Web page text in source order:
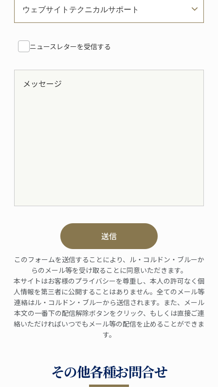
ウェブサイトテクニカルサポート
ニュースレターを受信する
メッセージ
送信
このフォームを送信することにより、ル・コルドン・ブルーか
らのメール等を受け取ることに同意いただきます。
本サイトはお客様のプライバシーを尊重し、本人の許可なく個
人情報を第三者に公開することはありません。全てのメール等
連絡はル・コルドン・ブルーから送信されます。また、メール
本文の一番下の配信解除ボタンをクリック、もしくは直接ご連
絡いただければいつでもメール等の配信を止めることができま
す。
その他各種お問合せ